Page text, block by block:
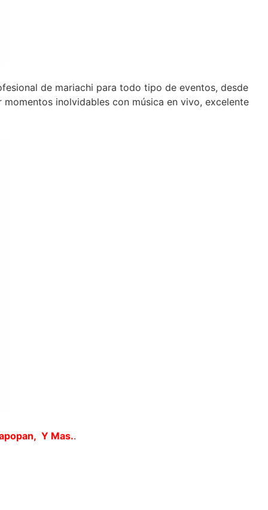
de mariachi para todo tipo de eventos, desde
inolvidables con música en vivo, excelente
Y Mas..